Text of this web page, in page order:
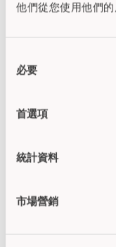
他們從您使用他們的
必要
首選項
統計資料
市場營銷
相关新